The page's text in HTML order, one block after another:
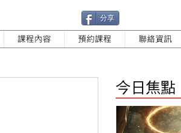
分享
課程內容 預約課程 聯絡資訊
今日焦點